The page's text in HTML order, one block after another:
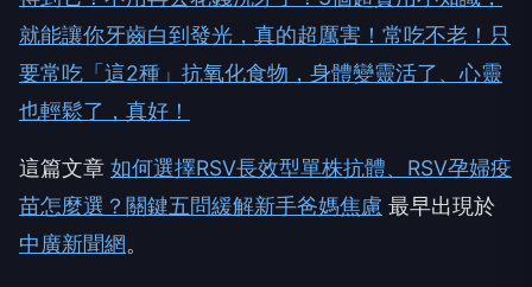
就能讓你牙齒白到發光，真的超厲害！ 常吃不老！只
要常吃「這2種」抗氧化食物，身體變靈活了、心靈
也輕鬆了，真好！
這篇文章 如何選擇RSV長效型單株抗體、RSV孕婦疫
苗怎麼選？關鍵五問緩解新手爸媽焦慮 最早出現於
中廣新聞網。